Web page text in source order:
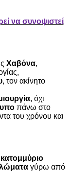
να συνοψιστεί
Χαβόνα,
, τον ακίνητο
, όχι
πάνω στο
του χρόνου και
γύρω από